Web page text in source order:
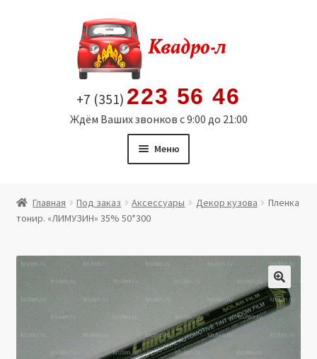
содержимому
+7 (351) 223 56 46
Ждём Ваших звонков с 9:00 до 21:00
Меню
Витрина
Мой аккаунт
Политика в отношении обработки персональных
данных
Производители
Главная Под заказ Аксессуары Декор кузова
Пленка
тонир. «ЛИМУЗИН» 35% 50*300
🔍